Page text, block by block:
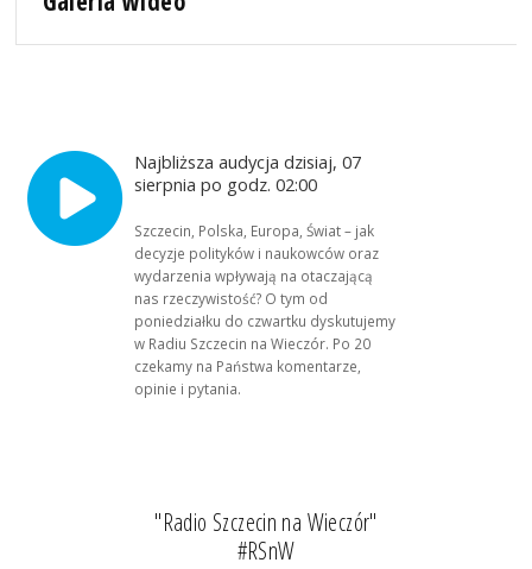
Najbliższa audycja dzisiaj, 07
sierpnia po godz. 02:00
Szczecin, Polska, Europa, Świat – jak
decyzje polityków i naukowców oraz
wydarzenia wpływają na otaczającą
nas rzeczywistość? O tym od
poniedziałku do czwartku dyskutujemy
w Radiu Szczecin na Wieczór. Po 20
czekamy na Państwa komentarze,
opinie i pytania.
"Radio Szczecin na Wieczór"
#RSnW